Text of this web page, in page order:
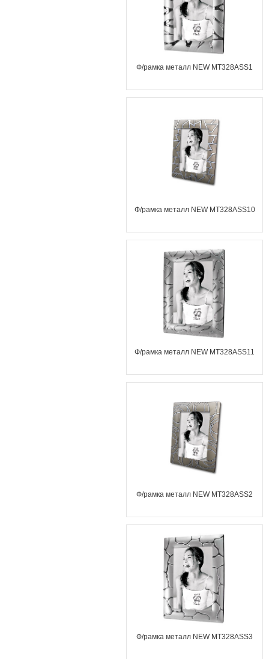
Ф/рамка металл NEW MT328ASS1
Ф/рамка металл NEW MT328ASS10
Ф/рамка металл NEW MT328ASS11
Ф/рамка металл NEW MT328ASS2
Ф/рамка металл NEW MT328ASS3